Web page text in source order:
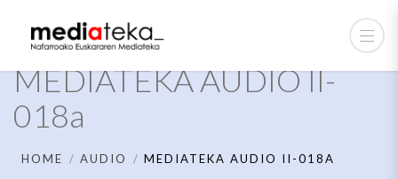
MEDIATEKA AUDIO II-
018a
HOME AUDIO MEDIATEKA AUDIO II-018A